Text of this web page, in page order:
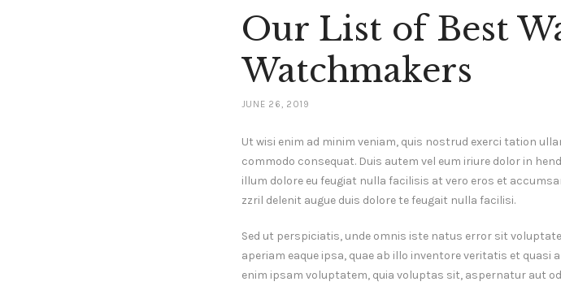
Our List of Best
Watchmakers
JUNE 26, 2019
Ut wisi enim ad minim veniam, quis nostrud exerci tation
commodo consequat. Duis autem vel eum iriure dolor in
illum dolore eu feugiat nulla facilisis at vero eros et
zzril delenit augue duis dolore te feugait nulla facilisi.
Sed ut perspiciatis, unde omnis iste natus error sit
aperiam eaque ipsa, quae ab illo inventore veritatis et
enim ipsam voluptatem, quia voluptas sit, aspernatur aut